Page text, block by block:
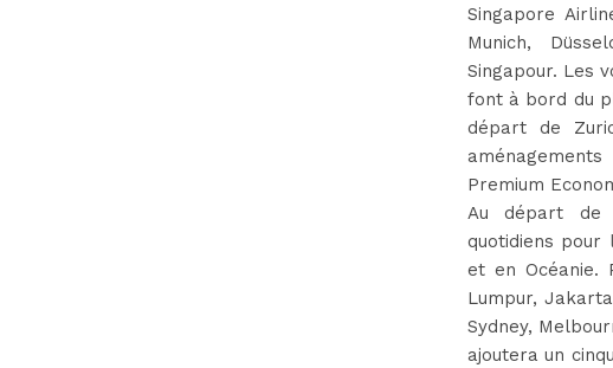
Singapore
Munich,
Singapour. Les
font à bord du
départ de
Premium
Au départ de
quotidiens pour
et en Océanie.
Lumpur,
Sydney,
ajoutera un